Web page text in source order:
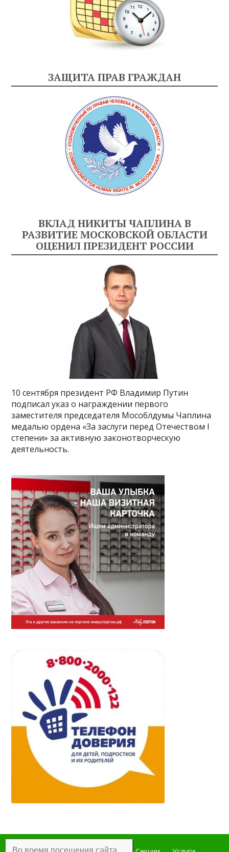
ЗАЩИТА ПРАВ ГРАЖДАН
ВКЛАД НИКИТЫ ЧАПЛИНА В
РАЗВИТИЕ МОСКОВСКОЙ ОБЛАСТИ
ОЦЕНИЛ ПРЕЗИДЕНТ РОССИИ
10 сентября президент РФ Владимир Путин
подписал указ о награждении первого
заместителя председателя Мособлдумы Чаплина
медалью ордена «За заслуги перед Отечеством I
степени» за активную законотворческую
деятельность.
Во время посещения сайта